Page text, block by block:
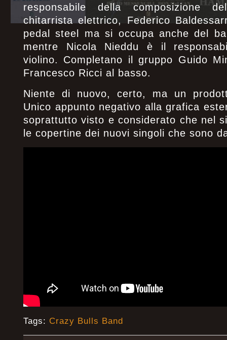
responsabile della composizione
chitarrista elettrico, Federico
pedal steel ma si occupa anche del
mentre Nicola Nieddu è il
violino. Completano il gruppo Guido
Francesco Ricci al basso.
Niente di nuovo, certo, ma un
Unico appunto negativo alla grafica
soprattutto visto e considerato che nel
le copertine dei nuovi singoli che sono
Tags: Crazy Bulls Band